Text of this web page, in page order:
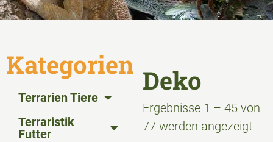
Kategorien
Terrarien Tiere
Terraristik
Futter
Deko
Ergebnisse 1 – 45 von
77 werden angezeigt